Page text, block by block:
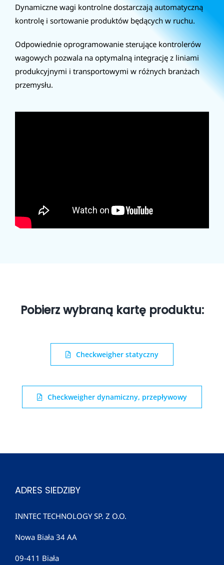
PRODUKCJA I SERWIS
PARK MASZYNOWY
CASEPACKERY
CHECKWEIGHERY
SUMATORY
STACJE ROBOTYCZNE
SYSTEM AUTOMATYCZNEGO TRANSPORTU
STACJE ROBOTYCZNE
URZĄDZENIA BUFORUJĄCE
DYSPENSERY
AUDYT PROCESU PRODUKCYJNEGO
AUTOMATYZACJA I ROBOTYZACJA
BRANŻE
HISTORIA INNTEC
Dynamiczne wagi kontrolne dostarczają automatyczną
kontrolę i sortowanie produktów będących w ruchu.
Odpowiednie oprogramowanie sterujące kontrolerów
wagowych pozwala na optymalną integrację z liniami
produkcyjnymi i transportowymi w różnych branżach
przemysłu.
Pobierz wybraną kartę produktu:
Checkweigher statyczny
Checkweigher dynamiczny, przepływowy
ADRES SIEDZIBY
INNTEC TECHNOLOGY SP. Z O.O.
Nowa Biała 34 AA
09-411 Biała